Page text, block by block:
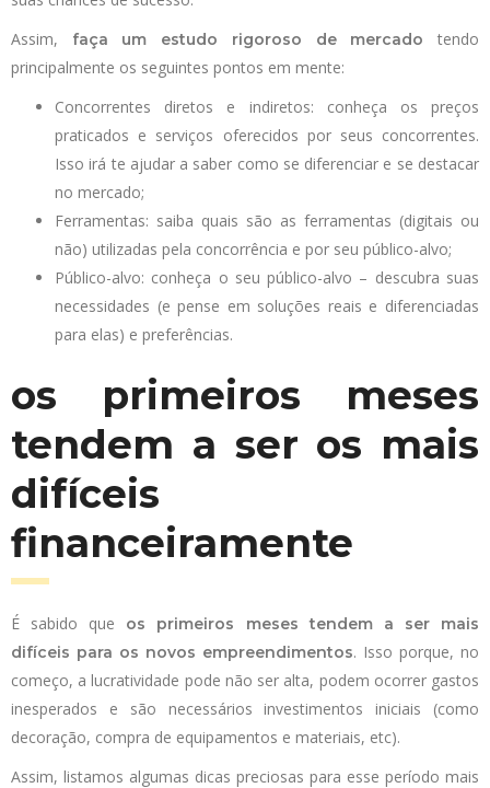
Assim, faça um estudo rigoroso de mercado tendo
principalmente os seguintes pontos em mente:
Concorrentes diretos e indiretos: conheça os preços
praticados e serviços oferecidos por seus concorrentes.
Isso irá te ajudar a saber como se diferenciar e se destacar
no mercado;
Ferramentas: saiba quais são as ferramentas (digitais ou
não) utilizadas pela concorrência e por seu público-alvo;
Público-alvo: conheça o seu público-alvo – descubra suas
necessidades (e pense em soluções reais e diferenciadas
para elas) e preferências.
os primeiros meses
tendem a ser os mais
difíceis
financeiramente
É sabido que os primeiros meses tendem a ser mais
difíceis para os novos empreendimentos. Isso porque, no
começo, a lucratividade pode não ser alta, podem ocorrer gastos
inesperados e são necessários investimentos iniciais (como
decoração, compra de equipamentos e materiais, etc).
Assim, listamos algumas dicas preciosas para esse período mais